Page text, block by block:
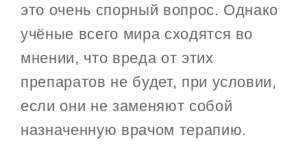
это очень спорный вопрос. Однако
учёные всего мира сходятся во
мнении, что вреда от этих
препаратов не будет, при условии,
если они не заменяют собой
назначенную врачом терапию.